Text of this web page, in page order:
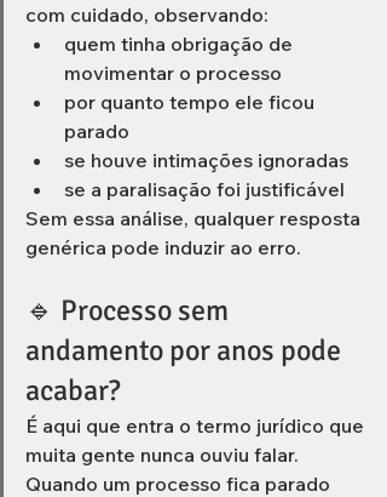
com cuidado, observando:
quem tinha obrigação de
movimentar o processo
por quanto tempo ele ficou
parado
se houve intimações ignoradas
se a paralisação foi justificável
Sem essa análise, qualquer resposta
genérica pode induzir ao erro.
🔹 Processo sem
andamento por anos pode
acabar?
É aqui que entra o termo jurídico que
muita gente nunca ouviu falar.
Quando um processo fica parado